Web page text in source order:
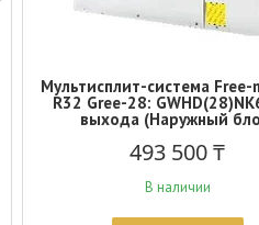
Мультисплит-система
R32 Gree-28:
выхода (Наружный
493 500 ₸
В наличии